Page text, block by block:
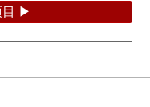
目 ▶